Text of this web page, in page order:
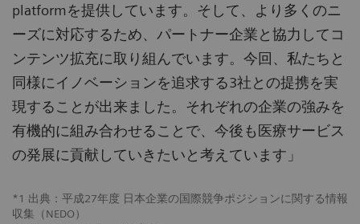
platformを提供しています。そして、より多くのニ
ーズに対応するため、パートナー企業と協力してコ
ンテンツ拡充に取り組んでいます。今回、私たちと
同様にイノベーションを追求する3社との提携を実
現することが出来ました。それぞれの企業の強みを
有機的に組み合わせることで、今後も医療サービス
の発展に貢献していきたいと考えています」
*1 出典：平成27年度 日本企業の国際競争ポジションに関する情報
収集（NEDO）